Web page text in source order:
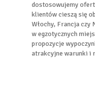
dostosowujemy
klientów cieszą się
Włochy, Francja czy
w egzotycznych
propozycje
atrakcyjne warunki i